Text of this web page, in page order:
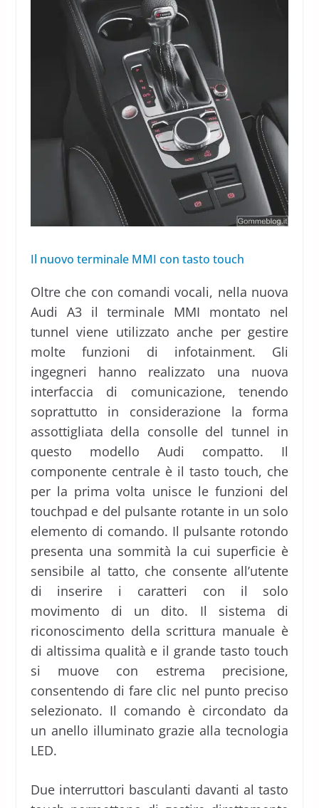
Il nuovo terminale MMI con tasto touch
Oltre che con comandi vocali, nella nuova
Audi A3 il terminale MMI montato nel
tunnel viene utilizzato anche per gestire
molte funzioni di infotainment. Gli
ingegneri hanno realizzato una nuova
interfaccia di comunicazione, tenendo
soprattutto in considerazione la forma
assottigliata della consolle del tunnel in
questo modello Audi compatto. Il
componente centrale è il tasto touch, che
per la prima volta unisce le funzioni del
touchpad e del pulsante rotante in un solo
elemento di comando. Il pulsante rotondo
presenta una sommità la cui superficie è
sensibile al tatto, che consente all’utente
di inserire i caratteri con il solo
movimento di un dito. Il sistema di
riconoscimento della scrittura manuale è
di altissima qualità e il grande tasto touch
si muove con estrema precisione,
consentendo di fare clic nel punto preciso
selezionato. Il comando è circondato da
un anello illuminato grazie alla tecnologia
LED.
Due interruttori basculanti davanti al tasto